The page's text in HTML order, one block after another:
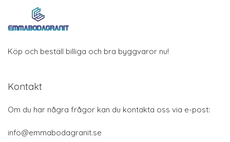
Köp och beställ billiga och bra byggvaror nu!
Kontakt
Om du har några frågor kan du kontakta oss via e-post:
info@emmabodagranit.se